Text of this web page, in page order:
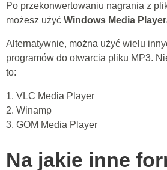
Po przekonwertowaniu nagrania z
możesz użyć Windows Media
Alternatywnie, można użyć wielu
programów do otwarcia pliku MP3.
to:
1. VLC Media Player
2. Winamp
3. GOM Media Player
Na jakie inne